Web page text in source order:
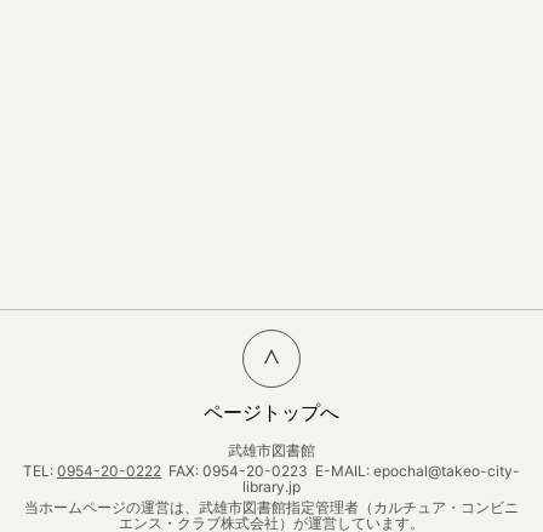
ページトップへ
武雄市図書館
TEL: 0954-20-0222 FAX: 0954-20-0223 E-MAIL: epochal@takeo-city-
library.jp
当ホームページの運営は、武雄市図書館指定管理者（カルチュア・コンビニ
エンス・クラブ株式会社）が運営しています。